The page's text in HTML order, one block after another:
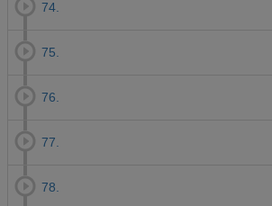
74.
75.
76.
77.
78.